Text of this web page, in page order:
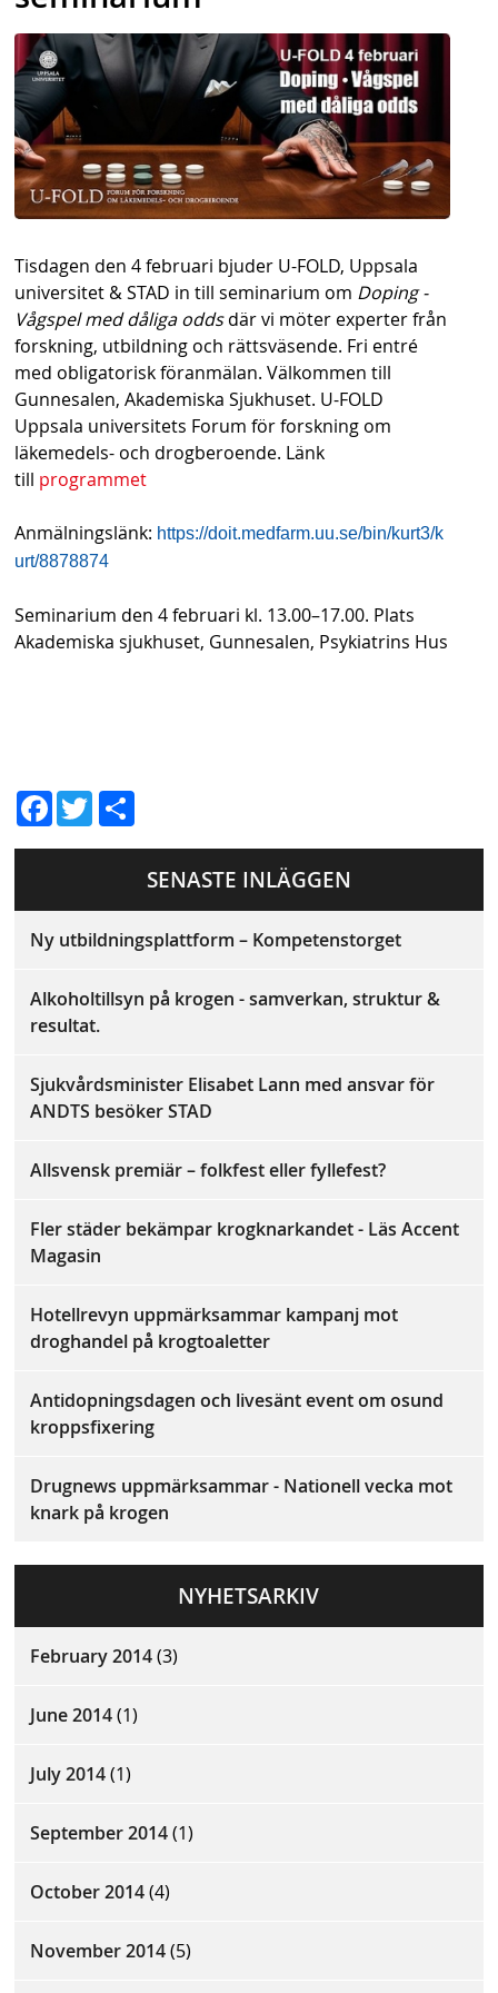
n
a
b
aTisdagen den 4 februari bjuder U-FOLD, Uppsala
universitet & STAD in till seminarium om Doping -
Vågspel med dåliga oddsdär vi möter experter från
forskning, utbildning och rättsväsende. Fri entré
med obligatorisk föranmälan. Välkommen till
Gunnesalen, Akademiska Sjukhuset. U-FOLD
Uppsala universitets Forum för forskning om
läkemedels- och drogberoende. Länk
till programmet
Anmälningslänk: https://doit.medfarm.uu.se/bin/kurt3/k
urt/8878874
Seminarium den 4 februari kl. 13.00–17.00. Plats
Akademiska sjukhuset, Gunnesalen, Psykiatrins Hus
Fac
ebo
Twit
ter
el
a
SENASTE INLÄGGEN
Ny utbildningsplattform – Kompetenstorget
Alkoholtillsyn på krogen - samverkan, struktur &
resultat.
Sjukvårdsminister Elisabet Lann med ansvar för
ANDTS besöker STAD
Allsvensk premiär – folkfest eller fyllefest?
Fler städer bekämpar krogknarkandet - Läs Accent
Magasin
Hotellrevyn uppmärksammar kampanj mot
droghandel på krogtoaletter
Antidopningsdagen och livesänt event om osund
kroppsfixering
Drugnews uppmärksammar - Nationell vecka mot
knark på krogen
NYHETSARKIV
February 2014(3)
June 2014(1)
July 2014(1)
September 2014(1)
October 2014(4)
November 2014(5)